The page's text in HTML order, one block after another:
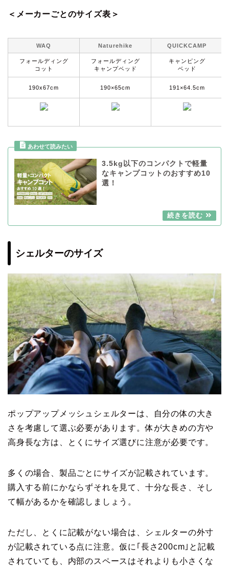
＜メーカーごとのサイズ表＞
WAQ Naturehike QUICKCAMP
フォールディング
コット
フォールディング
キャンプベッド
キャンピング
ベッド
190x67cm 190×65cm 191×64.5cm
3.5kg以下のコンパクトで軽量
なキャンプコットのおすすめ10
選！
シェルターのサイズ
ポップアップメッシュシェルターは、自分の体の大き
さを考慮して選ぶ必要があります。体が大きめの方や
高身長な方は、とくにサイズ選びに注意が必要です。
多くの場合、製品ごとにサイズが記載されています。
購入する前にかならずそれを見て、十分な長さ、そし
て幅があるかを確認しましょう。
ただし、とくに記載がない場合は、シェルターの外寸
が記載されている点に注意。仮に｢長さ200cm｣と記載
されていても、内部のスペースはそれよりも小さくな